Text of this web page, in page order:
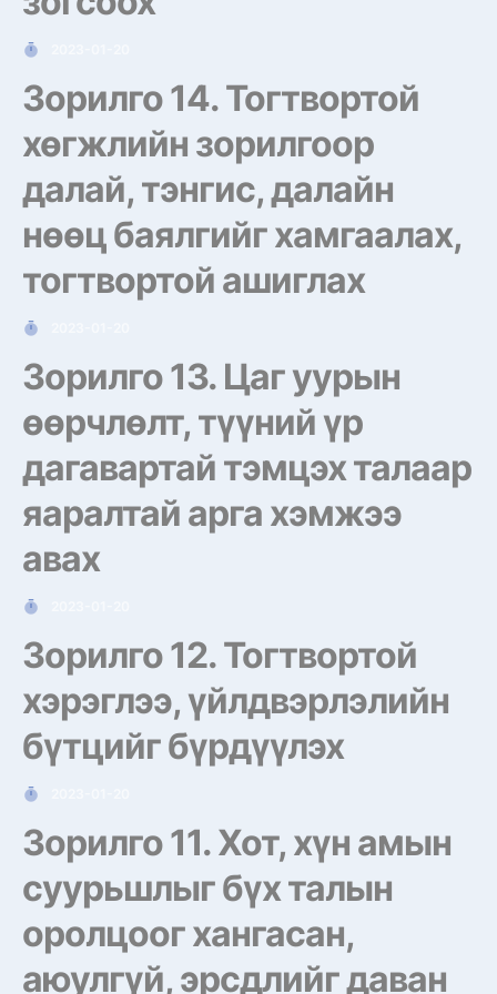
Зорилго 14. Тогтвортой
хөгжлийн зорилгоор
далай, тэнгис, далайн
нөөц баялгийг хамгаалах,
тогтвортой ашиглах
Зорилго 13. Цаг уурын
өөрчлөлт, түүний үр
дагавартай тэмцэх талаар
яаралтай арга хэмжээ
авах
Зорилго 12. Тогтвортой
хэрэглээ, үйлдвэрлэлийн
бүтцийг бүрдүүлэх
Зорилго 11. Хот, хүн амын
суурьшлыг бүх талын
оролцоог хангасан,
аюулгүй, эрсдлийг даван